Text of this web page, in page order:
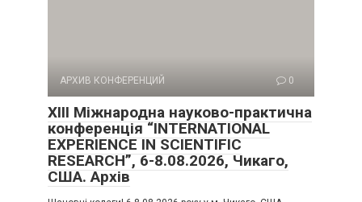
АРХИВ КОНФЕРЕНЦИЙ 0
XIII Міжнародна науково-практична
конференція “INTERNATIONAL
EXPERIENCE IN SCIENTIFIC
RESEARCH”, 6-8.08.2026, Чикаго,
США. Архів